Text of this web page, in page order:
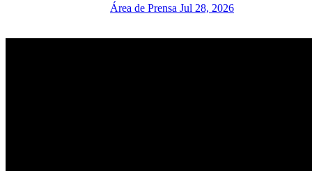
Área de Prensa Jul 28, 2026